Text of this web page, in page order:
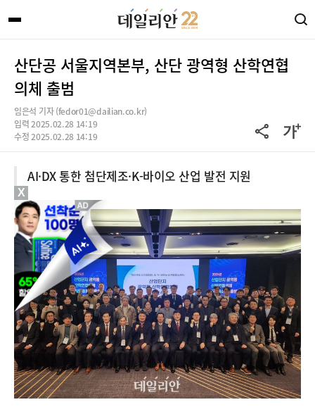
산단공 서울지역본부, 산단 광역형 산학연협
의체 출범
임은석 기자 (fedor01@dailian.co.kr)
입력 2025.02.28 14:19
수정 2025.02.28 14:19
AI·DX 통한 첨단제조·K-바이오 산업 발전 지원
X